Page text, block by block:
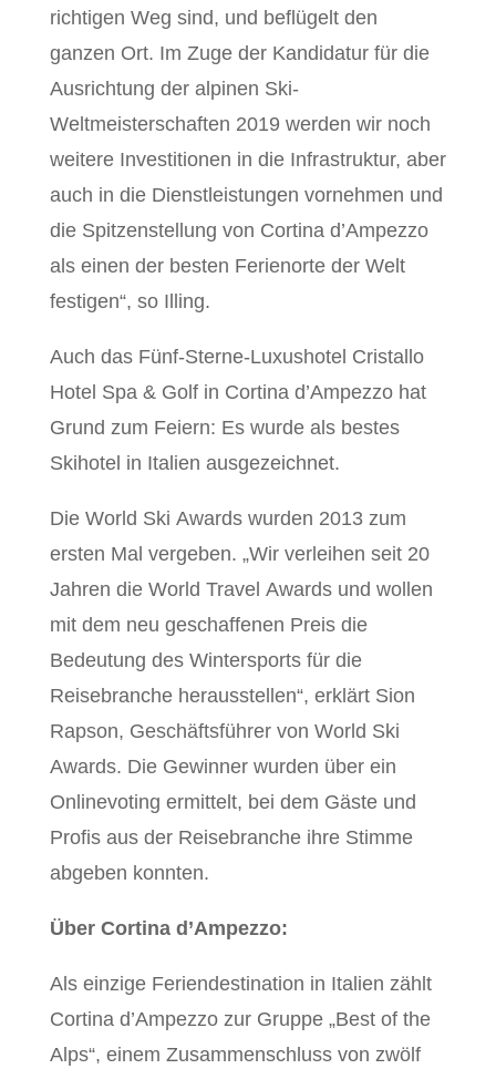
richtigen Weg sind, und beflügelt den
ganzen Ort. Im Zuge der Kandidatur für die
Ausrichtung der alpinen Ski-
Weltmeisterschaften 2019 werden wir noch
weitere Investitionen in die Infrastruktur, aber
auch in die Dienstleistungen vornehmen und
die Spitzenstellung von Cortina d’Ampezzo
als einen der besten Ferienorte der Welt
festigen“, so Illing.
Auch das Fünf-Sterne-Luxushotel Cristallo
Hotel Spa & Golf in Cortina d’Ampezzo hat
Grund zum Feiern: Es wurde als bestes
Skihotel in Italien ausgezeichnet.
Die World Ski Awards wurden 2013 zum
ersten Mal vergeben. „Wir verleihen seit 20
Jahren die World Travel Awards und wollen
mit dem neu geschaffenen Preis die
Bedeutung des Wintersports für die
Reisebranche herausstellen“, erklärt Sion
Rapson, Geschäftsführer von World Ski
Awards. Die Gewinner wurden über ein
Onlinevoting ermittelt, bei dem Gäste und
Profis aus der Reisebranche ihre Stimme
abgeben konnten.
Über Cortina d’Ampezzo:
Als einzige Feriendestination in Italien zählt
Cortina d’Ampezzo zur Gruppe „Best of the
Alps“, einem Zusammenschluss von zwölf